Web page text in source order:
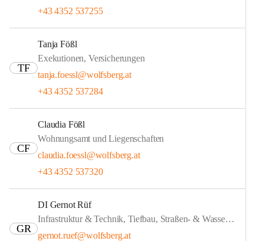
+43 4352 537255
TF
Tanja Fößl
Exekutionen, Versicherungen
tanja.foessl@wolfsberg.at
+43 4352 537284
CF
Claudia Fößl
Wohnungsamt und Liegenschaften
claudia.foessl@wolfsberg.at
+43 4352 537320
GR
DI Gernot Rüf
Infrastruktur & Technik, Tiefbau, Straßen- & Wasserbau
gernot.ruef@wolfsberg.at